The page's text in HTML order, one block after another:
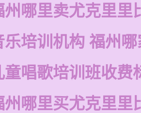
州哪里卖尤克里里
乐培训机构 福州
童唱歌培训班收费
州哪里买尤克里里